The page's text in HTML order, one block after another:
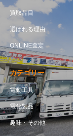
買取品目
選ばれる理由
ONLINE査定
カテゴリー
電動工具
電化製品
趣味・その他